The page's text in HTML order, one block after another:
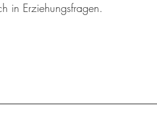
in Erziehungsfragen.